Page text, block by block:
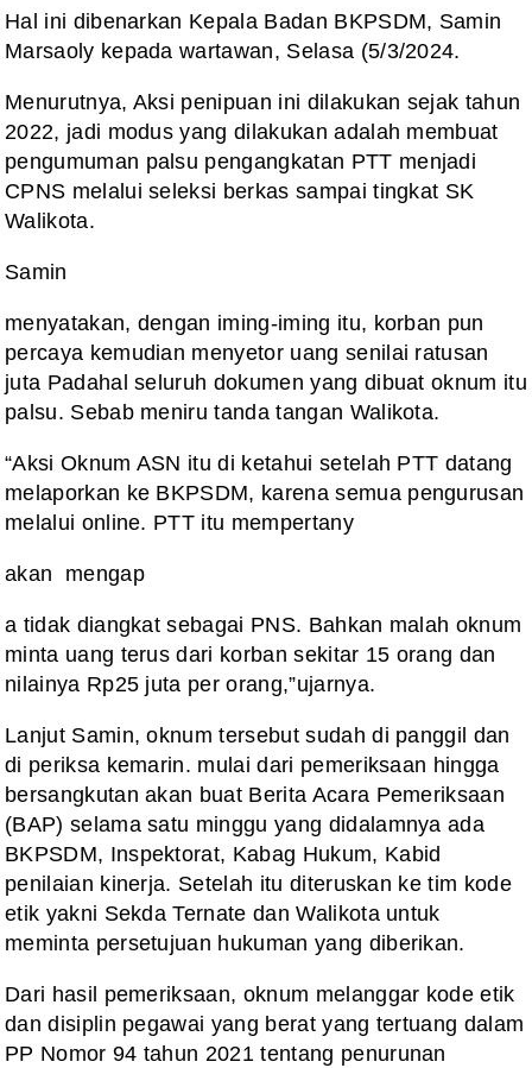
Hal ini dibenarkan Kepala Badan BKPSDM, Samin
Marsaoly kepada wartawan, Selasa (5/3/2024.
Menurutnya, Aksi penipuan ini dilakukan sejak tahun
2022, jadi modus yang dilakukan adalah membuat
pengumuman palsu pengangkatan PTT menjadi
CPNS melalui seleksi berkas sampai tingkat SK
Walikota.
Samin
menyatakan, dengan iming-iming itu, korban pun
percaya kemudian menyetor uang senilai ratusan
juta Padahal seluruh dokumen yang dibuat oknum itu
palsu. Sebab meniru tanda tangan Walikota.
“Aksi Oknum ASN itu di ketahui setelah PTT datang
melaporkan ke BKPSDM, karena semua pengurusan
melalui online. PTT itu mempertany
akan mengap
a tidak diangkat sebagai PNS. Bahkan malah oknum
minta uang terus dari korban sekitar 15 orang dan
nilainya Rp25 juta per orang,”ujarnya.
Lanjut Samin, oknum tersebut sudah di panggil dan
di periksa kemarin. mulai dari pemeriksaan hingga
bersangkutan akan buat Berita Acara Pemeriksaan
(BAP) selama satu minggu yang didalamnya ada
BKPSDM, Inspektorat, Kabag Hukum, Kabid
penilaian kinerja. Setelah itu diteruskan ke tim kode
etik yakni Sekda Ternate dan Walikota untuk
meminta persetujuan hukuman yang diberikan.
Dari hasil pemeriksaan, oknum melanggar kode etik
dan disiplin pegawai yang berat yang tertuang dalam
PP Nomor 94 tahun 2021 tentang penurunan